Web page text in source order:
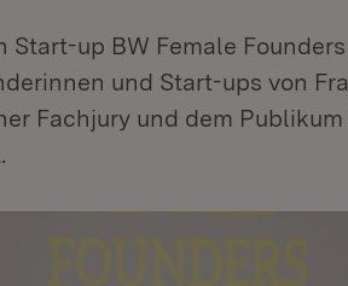
Start-up BW Female
und Start-ups von
Fachjury und dem